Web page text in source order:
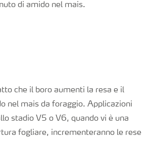
di amido nel mais.
che il boro aumenti la resa e il
nel mais da foraggio. Applicazioni
stadio V5 o V6, quando vi è una
fogliare, incrementeranno le rese